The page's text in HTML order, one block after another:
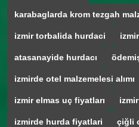
karabaglarda krom tezgah
izmir torbalida hurdaci
atasanayide hurdacı
izmirde otel malzemelesi alımı
izmir elmas uç fiyatları
izmirde hurda fiyatlari çiğli